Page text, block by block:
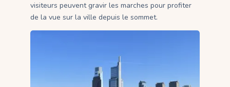
visiteurs peuvent gravir les marches pour profiter
de la vue sur la ville depuis le sommet.